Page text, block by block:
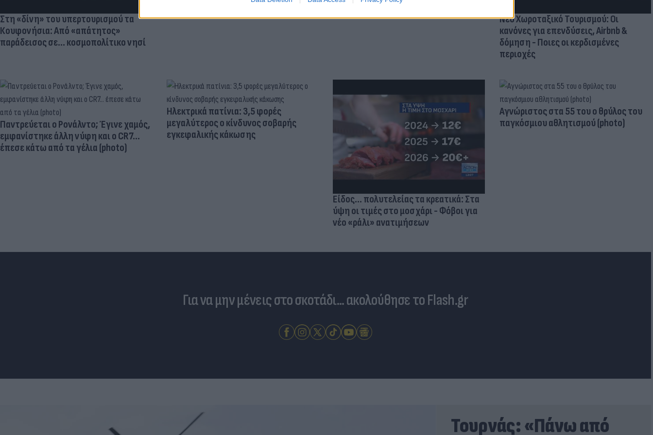
Στη «δίνη» του υπερτουρισμού τα
Κουφονήσια: Από «απάτητος»
παράδεισος σε... κοσμοπολίτικο νησί
Νέο Χωροταξικό Τουρισμού: Οι
κανόνες για επενδύσεις, Airbnb &
δόμηση - Ποιες οι κερδισμένες
περιοχές
Παντρεύεται ο Ρονάλντο; Έγινε χαμός,
εμφανίστηκε άλλη νύφη και ο CR7…
έπεσε κάτω από τα γέλια (photo)
Ηλεκτρικά πατίνια: 3,5 φορές
μεγαλύτερος ο κίνδυνος σοβαρής
εγκεφαλικής κάκωσης
Είδος... πολυτελείας τα κρεατικά: Στα
ύψη οι τιμές στο μοσχάρι - Φόβοι για
νέο «ράλι» ανατιμήσεων
Aγνώριστος στα 55 του ο θρύλος του
παγκόσμιου αθλητισμού (photo)
Για να μην μένεις στο σκοτάδι... ακολούθησε το Flash.gr
Τουρνάς: «Πάνω από